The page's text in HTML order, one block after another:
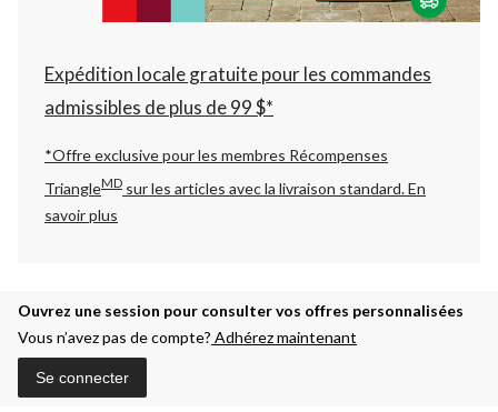
06:00
changer
Expédition locale gratuite pour les commandes
admissibles de plus de 99 $*
*Offre exclusive pour les membres Récompenses
TriangleMD sur les articles avec la livraison standard.En
savoir plus
Ouvrez une session pour consulter vos offres personnalisées
Vous n’avez pas de compte? Adhérez maintenant
Se connecter